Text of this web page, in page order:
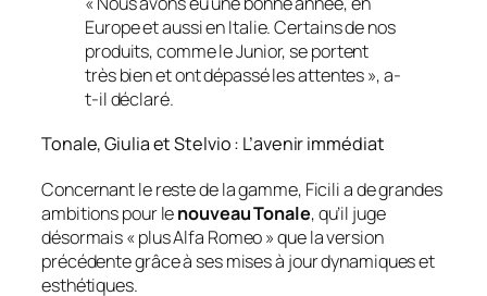
Europe et aussi en Italie. Certains de nos
produits, comme le Junior, se portent
très bien et ont dépassé les attentes », a-
t-il déclaré.
Tonale, Giulia et Stelvio : L’avenir immédiat
Concernant le reste de la gamme, Ficili a de grandes
ambitions pour lenouveau Tonale, qu’il juge
désormais« plus Alfa Romeo »que la version
précédente grâce à ses mises à jour dynamiques et
esthétiques.